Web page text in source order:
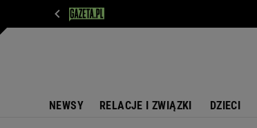
NEWSY RELACJE I ZWIĄZKI DZIECI